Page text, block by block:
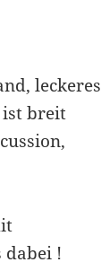
leckeres
ist breit
!